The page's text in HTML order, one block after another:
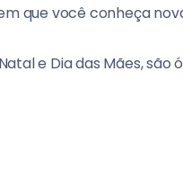
que você conheça
e Dia das Mães, são